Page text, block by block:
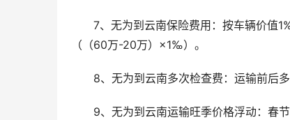
7、无为到云南保险费用：按车辆价
（（60万-20万）×1‰）。
8、无为到云南多次检查费：运输前后
9、无为到云南运输旺季价格浮动：春